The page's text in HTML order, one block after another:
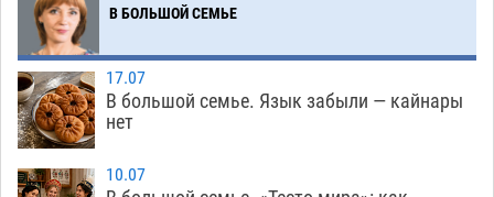
получить зарплату за честный труд
10:51
Фаворитская ноша: астраханские
гандболисты крупно проиграли пермякам
09:00 Лидеры чеченской диаспоры в Астрахани
В БОЛЬШОЙ СЕМЬЕ
17.07
В большой семье. Язык забыли — кайнары
нет
10.07